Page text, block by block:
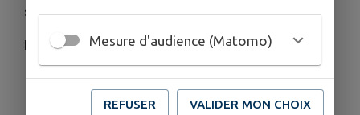
samedi et dimanche 10h00 à 18h00
Entrée libreMesure d'audience (Matomo)
REFUSER VALIDER MON CHOIX